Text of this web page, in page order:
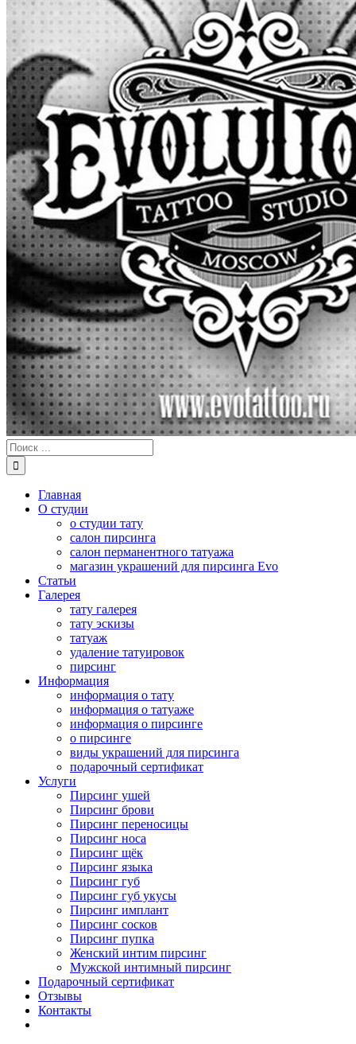
Результат
поиска:
Главная
О студии
о студии тату
салон пирсинга
салон перманентного татуажа
магазин украшений для пирсинга Evo
Статьи
Галерея
тату галерея
тату эскизы
татуаж
удаление татуировок
пирсинг
Информация
информация о тату
информация о татуаже
информация о пирсинге
о пирсинге
виды украшений для пирсинга
подарочный сертификат
Услуги
Пирсинг ушей
Пирсинг брови
Пирсинг переносицы
Пирсинг носа
Пирсинг щёк
Пирсинг языка
Пирсинг губ
Пирсинг губ укусы
Пирсинг имплант
Пирсинг сосков
Пирсинг пупка
Женский интим пирсинг
Мужской интимный пирсинг
Подарочный сертификат
Отзывы
Контакты